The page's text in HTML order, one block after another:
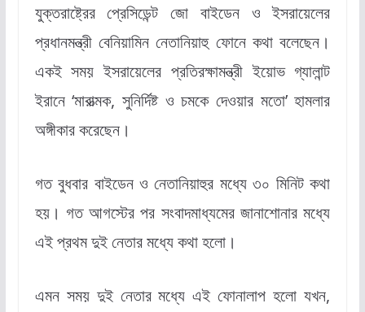
যুক্তরাষ্ট্রের প্রেসিডেন্ট জো বাইডেন ও ইসরায়েলের
প্রধানমন্ত্রী বেনিয়ামিন নেতানিয়াহু ফোনে কথা বলেছেন।
একই সময় ইসরায়েলের প্রতিরক্ষামন্ত্রী ইয়োভ গ্যালান্ট
ইরানে ‘মারাত্মক, সুনির্দিষ্ট ও চমকে দেওয়ার মতো’ হামলার
অঙ্গীকার করেছেন।
গত বুধবার বাইডেন ও নেতানিয়াহুর মধ্যে ৩০ মিনিট কথা
হয়। গত আগস্টের পর সংবাদমাধ্যমের জানাশোনার মধ্যে
এই প্রথম দুই নেতার মধ্যে কথা হলো।
এমন সময় দুই নেতার মধ্যে এই ফোনালাপ হলো যখন,